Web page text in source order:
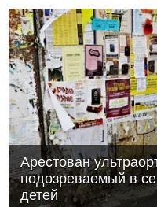
Арестован
подозреваемый в
детей